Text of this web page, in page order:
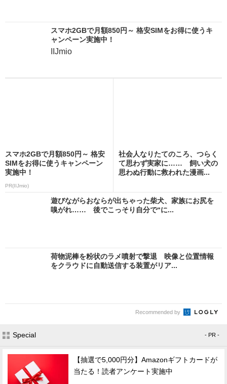
スマホ2GBで月額850円～ 格安SIMをお得に使うキ
ャンペーン実施中！
IIJmio
スマホ2GBで月額850円～ 格安
SIMをお得に使うキャンペーン
実施中！
PR(IIJmio)
社会人なりたてのころ、つらく
て思わず実家に…… 飼い犬の
思わぬ行動に救われた漫画...
遊びながらおならが出ちゃった柴犬、家族にお尻を
嗅がれ…… 後でこっそり自分で“に...
荷物泥棒を粉状のラメ噴射で撃退 映像と位置情報
をクラウドに自動送信する装置がリア...
Recommended by
Special - PR -
【抽選で5,000円分】Amazonギフトカードが
当たる！読者アンケート実施中